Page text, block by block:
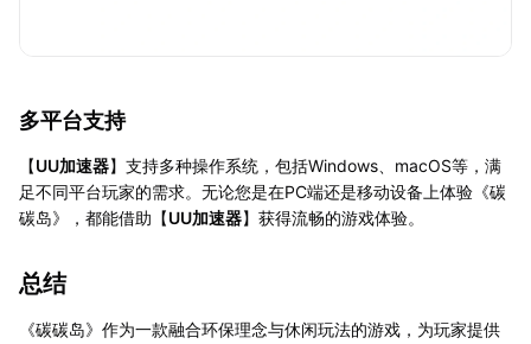
多平台支持
【UU加速器】支持多种操作系统，包括Windows、macOS等，满
足不同平台玩家的需求。无论您是在PC端还是移动设备上体验《碳
碳岛》，都能借助【UU加速器】获得流畅的游戏体验。
总结
《碳碳岛》作为一款融合环保理念与休闲玩法的游戏，为玩家提供